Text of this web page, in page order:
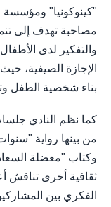
"كينوكونيا"
مصاحبة تهدف إلى
والتفكير لدى
الإجازة الصيفية،
بناء شخصية الطفل
كما نظم النادي
من بينها رواية
وكتاب "معضلة
ثقافية أخرى تناقش
الفكري بين